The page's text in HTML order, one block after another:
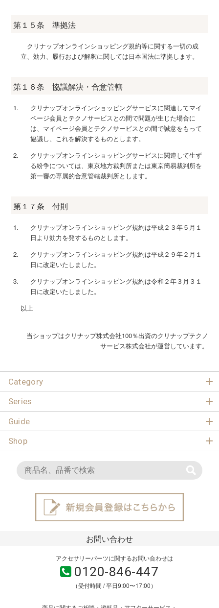
第１５条 準拠法
クリナップオンラインショッピング規約等に関する一切の成
立、効力、履行および解釈に関しては日本国法に準拠します。
第１６条 協議解決・合意管轄
クリナップオンラインショッピングサービスに関連してマイ
ページ会員とテクノサービスとの間で問題が生じた場合に
は、マイページ会員とテクノサービスとの間で誠意をもって
協議し、これを解決するものとします。
クリナップオンラインショッピングサービスに関連して生ず
る紛争については、東京地方裁判所または東京簡易裁判所を
第一審の専属的合意管轄裁判所とします。
第１７条 付則
クリナップオンラインショッピング規約は平成２３年５月１
日より効力を発するものとします。
クリナップオンラインショッピング規約は平成２９年２月１
日に改定いたしました。
クリナップオンラインショッピング規約は令和２年３月３１
日に改定いたしました。
以上
当ショップはクリナップ株式会社100％出資のクリナップテクノ
サービス株式会社が運営しています。
Category
Series
Guide
Shop
お問い合わせ
アクセサリーパーツに関するお問い合わせは
0120-846-447
（受付時間 / 平日9:00〜17:00）